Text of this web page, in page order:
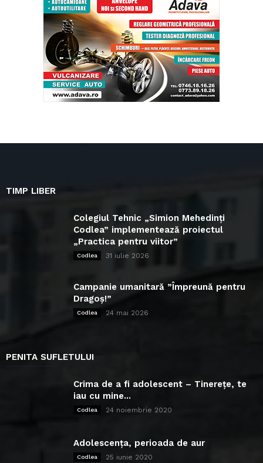
TIMP LIBER
Colegiul Tehnic „Simion Mehedinți
Codlea” implementează proiectul
„Practica pentru viitor”
Codlea 31 iulie 2026
Campanie umanitară ”Împreună pentru
Dragoș!”
Codlea 24 mai 2026
PENITA SUFLETULUI
Crima de a fi adolescent – Tinerețe, te
iau cu mine...
Codlea 24 noiembrie 2020
Adolescența, perioada de aur
Codlea 25 iunie 2020